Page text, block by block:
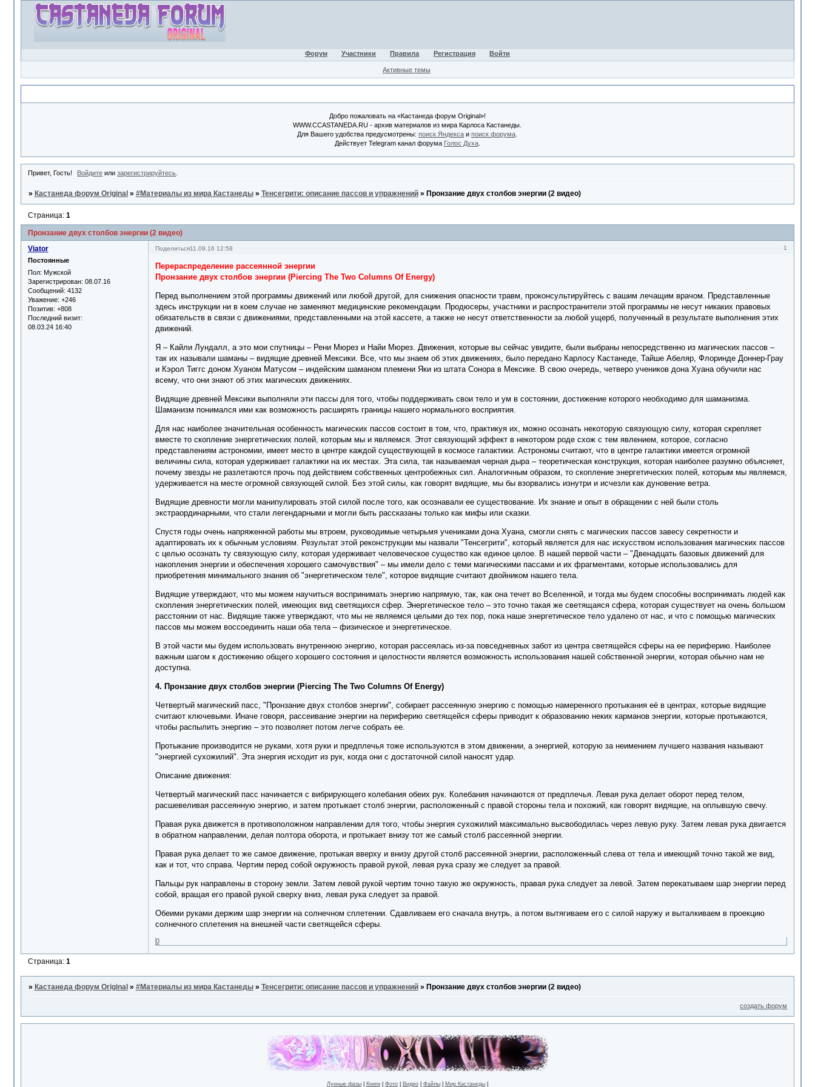
Форум Участники Правила Регистрация Войти
Активные темы
Добро пожаловать на «Кастанеда форум Original»!
WWW.CCASTANEDA.RU - архив материалов из мира Карлоса Кастанеды.
Для Вашего удобства предусмотрены:поиск Яндекса ипоиск форума
Действует Telegram канал форума Голос Духа.
Привет, Гость! Войдите илизарегистрируйтесь
» Кастанеда форум Original » #Материалы из мира Кастанеды » Тенсегрити: описание пассов и упражнений » Пронзание двух столбов энергии (2 видео)
Пронзание двух столбов энергии (2 видео)
Страница: 1
Поделиться 1
11.09.16 12:58
Viator
Постоянные
Пол: Мужской
Зарегистрирован: 08.07.16
Сообщений: 4132
Уважение: +246
Позитив: +808
Последний визит:
08.03.24 16:40
Перераспределение рассеянной энергии
Пронзание двух столбов энергии (Piercing The Two Columns Of Energy)
Перед выполнением этой программы движений или любой другой, для снижения опасности травм, проконсультируйтесь с вашим лечащим врачом. Представленные
здесь инструкции ни в коем случае не заменяют медицинские рекомендации. Продюсеры, участники и распространители этой программы не несут никаких правовых
обязательств в связи с движениями, представленными на этой кассете, а также не несут ответственности за любой ущерб, полученный в результате выполнения этих
движений.
Я – Кайли Лундалл, а это мои спутницы – Рени Мюрез и Найи Мюрез. Движения, которые вы сейчас увидите, были выбраны непосредственно из магических пассов –
так их называли шаманы – видящие древней Мексики. Все, что мы знаем об этих движениях, было передано Карлосу Кастанеде, Тайше Абеляр, Флоринде Доннер-Грау
и Кэрол Тиггс доном Хуаном Матусом – индейским шаманом племени Яки из штата Сонора в Мексике. В свою очередь, четверо учеников дона Хуана обучили нас
всему, что они знают об этих магических движениях.
Видящие древней Мексики выполняли эти пассы для того, чтобы поддерживать свои тело и ум в состоянии, достижение которого необходимо для шаманизма.
Шаманизм понимался ими как возможность расширять границы нашего нормального восприятия.
Для нас наиболее значительная особенность магических пассов состоит в том, что, практикуя их, можно осознать некоторую связующую силу, которая скрепляет
вместе то скопление энергетических полей, которым мы и являемся. Этот связующий эффект в некотором роде схож с тем явлением, которое, согласно
представлениям астрономии, имеет место в центре каждой существующей в космосе галактики. Астрономы считают, что в центре галактики имеется огромной
величины сила, которая удерживает галактики на их местах. Эта сила, так называемая черная дыра – теоретическая конструкция, которая наиболее разумно объясняет,
почему звезды не разлетаются прочь под действием собственных центробежных сил. Аналогичным образом, то скопление энергетических полей, которым мы являемся,
удерживается на месте огромной связующей силой. Без этой силы, как говорят видящие, мы бы взорвались изнутри и исчезли как дуновение ветра.
Видящие древности могли манипулировать этой силой после того, как осознавали ее существование. Их знание и опыт в обращении с ней были столь
экстраординарными, что стали легендарными и могли быть рассказаны только как мифы или сказки.
Спустя годы очень напряженной работы мы втроем, руководимые четырьмя учениками дона Хуана, смогли снять с магических пассов завесу секретности и
адаптировать их к обычным условиям. Результат этой реконструкции мы назвали "Тенсегрити", который является для нас искусством использования магических пассов
с целью осознать ту связующую силу, которая удерживает человеческое существо как единое целое. В нашей первой части – "Двенадцать базовых движений для
накопления энергии и обеспечения хорошего самочувствия" – мы имели дело с теми магическими пассами и их фрагментами, которые использовались для
приобретения минимального знания об "энергетическом теле", которое видящие считают двойником нашего тела.
Видящие утверждают, что мы можем научиться воспринимать энергию напрямую, так, как она течет во Вселенной, и тогда мы будем способны воспринимать людей как
скопления энергетических полей, имеющих вид светящихся сфер. Энергетическое тело – это точно такая же светящаяся сфера, которая существует на очень большом
расстоянии от нас. Видящие также утверждают, что мы не являемся целыми до тех пор, пока наше энергетическое тело удалено от нас, и что с помощью магических
пассов мы можем воссоединить наши оба тела – физическое и энергетическое.
В этой части мы будем использовать внутреннюю энергию, которая рассеялась из-за повседневных забот из центра светящейся сферы на ее периферию. Наиболее
важным шагом к достижению общего хорошего состояния и целостности является возможность использования нашей собственной энергии, которая обычно нам не
доступна.
4. Пронзание двух столбов энергии (Piercing The Two Columns Of Energy)
Четвертый магический пасс, "Пронзание двух столбов энергии", собирает рассеянную энергию с помощью намеренного протыкания её в центрах, которые видящие
считают ключевыми. Иначе говоря, рассеивание энергии на периферию светящейся сферы приводит к образованию неких карманов энергии, которые протыкаются,
чтобы распылить энергию – это позволяет потом легче собрать ее.
Протыкание производится не руками, хотя руки и предплечья тоже используются в этом движении, а энергией, которую за неимением лучшего названия называют
"энергией сухожилий". Эта энергия исходит из рук, когда они с достаточной силой наносят удар.
Описание движения:
Четвертый магический пасс начинается с вибрирующего колебания обеих рук. Колебания начинаются от предплечья. Левая рука делает оборот перед телом,
расшевеливая рассеянную энергию, и затем протыкает столб энергии, расположенный с правой стороны тела и похожий, как говорят видящие, на оплывшую свечу.
Правая рука движется в противоположном направлении для того, чтобы энергия сухожилий максимально высвободилась через левую руку. Затем левая рука двигается
в обратном направлении, делая полтора оборота, и протыкает внизу тот же самый столб рассеянной энергии.
Правая рука делает то же самое движение, протыкая вверху и внизу другой столб рассеянной энергии, расположенный слева от тела и имеющий точно такой же вид,
как и тот, что справа. Чертим перед собой окружность правой рукой, левая рука сразу же следует за правой.
Пальцы рук направлены в сторону земли. Затем левой рукой чертим точно такую же окружность, правая рука следует за левой. Затем перекатываем шар энергии перед
собой, вращая его правой рукой сверху вниз, левая рука следует за правой.
Обеими руками держим шар энергии на солнечном сплетении. Сдавливаем его сначала внутрь, а потом вытягиваем его с силой наружу и выталкиваем в проекцию
солнечного сплетения на внешней части светящейся сферы.
0
Страница: 1
» Кастанеда форум Original » #Материалы из мира Кастанеды » Тенсегрити: описание пассов и упражнений » Пронзание двух столбов энергии (2 видео)
создать форум
Лунные фазы| Книги| Фото| Видео| Файлы| Мир Кастанеды|